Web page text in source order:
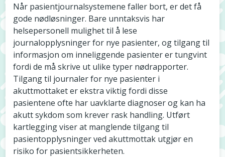
Når pasientjournalsystemene faller bort, er det få
gode nødløsninger. Bare unntaksvis har
helsepersonell mulighet til å lese
journalopplysninger for nye pasienter, og tilgang til
informasjon om inneliggende pasienter er tungvint
fordi de må skrive ut ulike typer nødrapporter.
Tilgang til journaler for nye pasienter i
akuttmottaket er ekstra viktig fordi disse
pasientene ofte har uavklarte diagnoser og kan ha
akutt sykdom som krever rask handling. Utført
kartlegging viser at manglende tilgang til
pasientopplysninger ved akuttmottak utgjør en
risiko for pasientsikkerheten.